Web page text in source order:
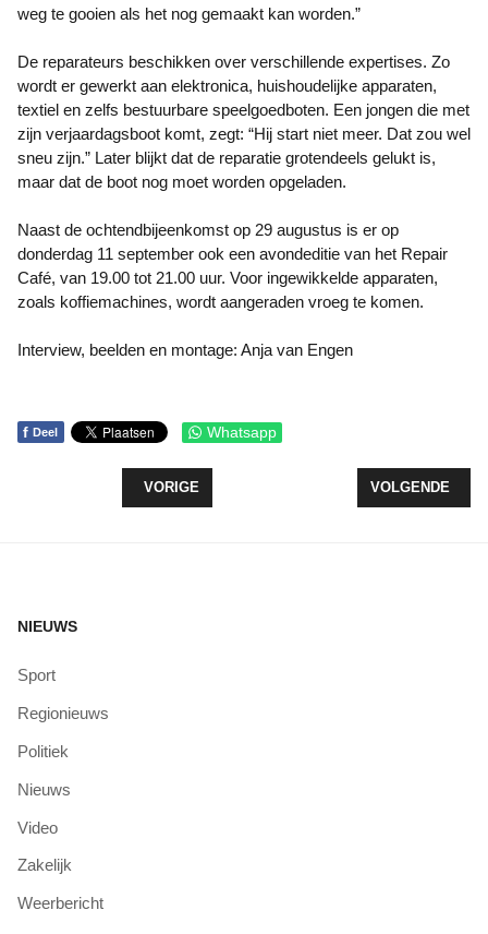
weg te gooien als het nog gemaakt kan worden.”
De reparateurs beschikken over verschillende expertises. Zo
wordt er gewerkt aan elektronica, huishoudelijke apparaten,
textiel en zelfs bestuurbare speelgoedboten. Een jongen die met
zijn verjaardagsboot komt, zegt: “Hij start niet meer. Dat zou wel
sneu zijn.” Later blijkt dat de reparatie grotendeels gelukt is,
maar dat de boot nog moet worden opgeladen.
Naast de ochtendbijeenkomst op 29 augustus is er op
donderdag 11 september ook een avondeditie van het Repair
Café, van 19.00 tot 21.00 uur. Voor ingewikkelde apparaten,
zoals koffiemachines, wordt aangeraden vroeg te komen.
Interview, beelden en montage: Anja van Engen
f Deel Whatsapp
VORIG ARTIKEL: PINKEN, BRADERIE EN MUZIEK
VORIGE VOLGENDE
VOLGENDE
NIEUWS
Sport
Regionieuws
Politiek
Nieuws
Video
Zakelijk
Weerbericht